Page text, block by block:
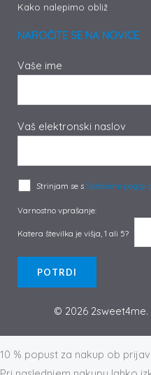
Kako nalepimo obliž
NAROČITE SE NA NOVICE
Vaše ime
Vaš elektronski naslov
Strinjam se sSplošnimi pogoji
Varnostno vprašanje:
Katera številka je višja, 1 ali 5?
© 2026
Prijava na novičnik
10 % popust za nakup ob